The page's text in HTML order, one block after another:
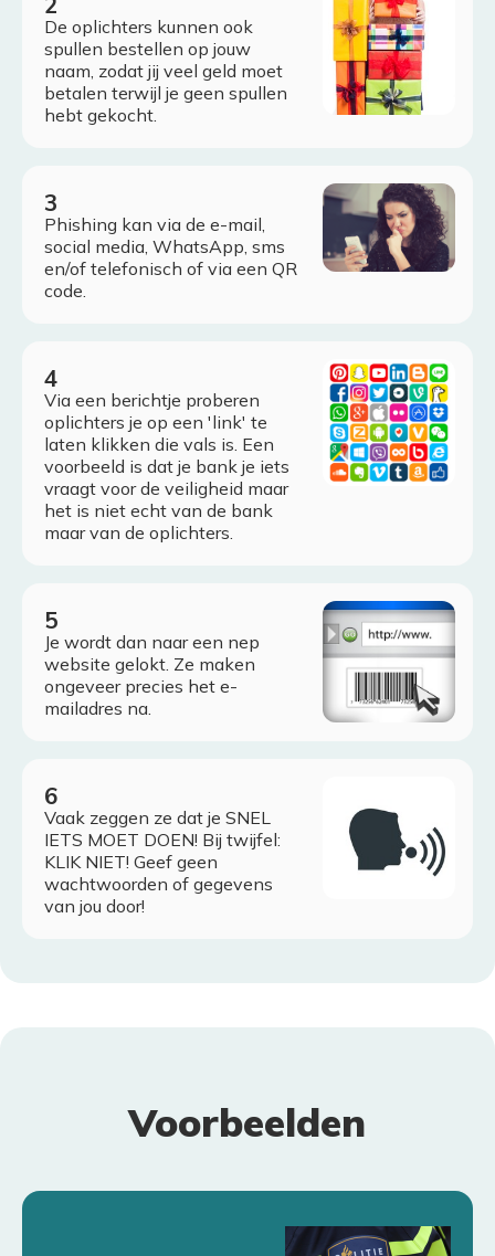
De oplichters kunnen ook
spullen bestellen op jouw
naam, zodat jij veel geld moet
betalen terwijl je geen spullen
hebt gekocht.
Phishing kan via de e-mail,
social media, WhatsApp, sms
en/of telefonisch of via een QR
code.
Via een berichtje proberen
oplichters je op een 'link' te
laten klikken die vals is. Een
voorbeeld is dat je bank je iets
vraagt voor de veiligheid maar
het is niet echt van de bank
maar van de oplichters.
Je wordt dan naar een nep
website gelokt. Ze maken
ongeveer precies het e-
mailadres na.
Vaak zeggen ze dat je SNEL
IETS MOET DOEN! Bij twijfel:
KLIK NIET! Geef geen
wachtwoorden of gegevens
van jou door!
Voorbeelden